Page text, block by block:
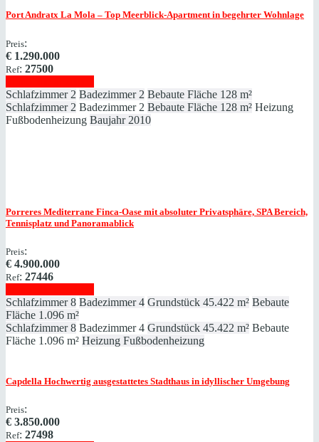
Port Andratx La Mola – Top Meerblick-Apartment in begehrter Wohnlage
Preis:
€ 1.290.000
Ref: 27500
Schlafzimmer 2 Badezimmer 2 Bebaute Fläche 128 m²
Schlafzimmer 2 Badezimmer 2 Bebaute Fläche 128 m² Heizung
Fußbodenheizung Baujahr 2010
Porreres Mediterrane Finca-Oase mit absoluter Privatsphäre, SPA Bereich,
Tennisplatz und Panoramablick
Preis:
€ 4.900.000
Ref: 27446
Schlafzimmer 8 Badezimmer 4 Grundstück 45.422 m² Bebaute
Fläche 1.096 m²
Schlafzimmer 8 Badezimmer 4 Grundstück 45.422 m² Bebaute
Fläche 1.096 m² Heizung Fußbodenheizung
Capdella Hochwertig ausgestattetes Stadthaus in idyllischer Umgebung
Preis:
€ 3.850.000
Ref: 27498